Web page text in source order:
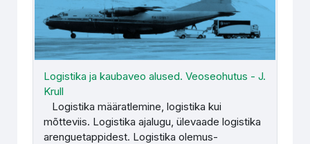
Logistika ja kaubaveo alused. Veoseohutus - J.
Krull
Logistika määratlemine, logistika kui
mõtteviis. Logistika ajalugu, ülevaade logistika
arenguetappidest. Logistika olemus-